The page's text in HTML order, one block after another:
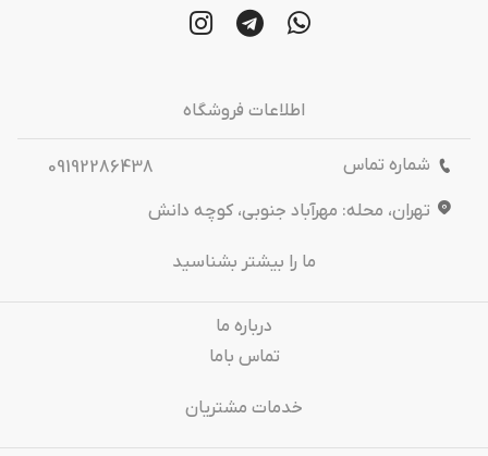
اطلاعات فروشگاه
شماره تماس
09192286438
تهران، محله: مهرآباد جنوبی، کوچه دانش
ما را بیشتر بشناسید
درباره‌ ما
تماس باما
خدمات مشتریان